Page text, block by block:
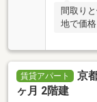
間取り
地で価
賃貸アパート
京
ヶ月 2階建